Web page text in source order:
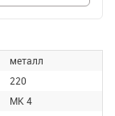
металл
220
МК 4